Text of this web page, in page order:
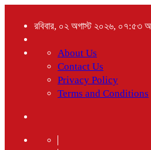
রবিবার, ০২ অগাস্ট ২০২৬, ০৭:৫৩
About Us
Contact Us
Privacy Policy
Terms and Conditions